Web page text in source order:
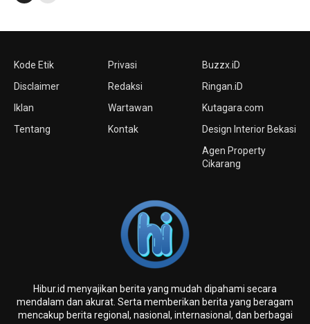
Kode Etik
Disclaimer
Iklan
Tentang
Privasi
Redaksi
Wartawan
Kontak
Buzzx.iD
Ringan.iD
Kutagara.com
Design Interior Bekasi
Agen Property
Cikarang
Hibur.id menyajikan berita yang mudah dipahami secara
mendalam dan akurat. Serta memberikan berita yang beragam
mencakup berita regional, nasional, internasional, dan berbagai